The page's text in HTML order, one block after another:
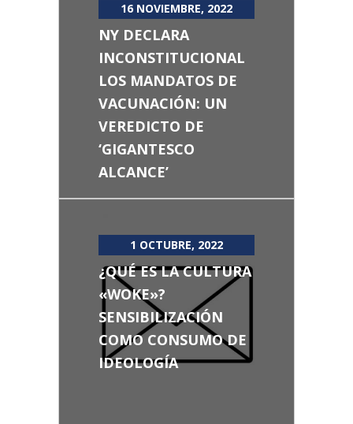
16 NOVIEMBRE, 2022
NY DECLARA
INCONSTITUCIONAL
LOS MANDATOS DE
VACUNACIÓN: UN
VEREDICTO DE
‘GIGANTESCO
ALCANCE’
1 OCTUBRE, 2022
¿QUÉ ES LA CULTURA
«WOKE»?
SENSIBILIZACIÓN
COMO CONSUMO DE
IDEOLOGÍA